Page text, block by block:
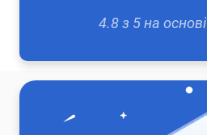
4.8з 5на основі